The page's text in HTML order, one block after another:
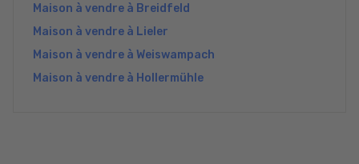
Maison à vendre à Breidfeld
Maison à vendre à Lieler
Maison à vendre à Weiswampach
Maison à vendre à Hollermühle